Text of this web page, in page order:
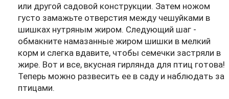
или другой садовой конструкции. Затем ножом
густо замажьте отверстия между чешуйками в
шишках нутряным жиром. Следующий шаг -
обмакните намазанные жиром шишки в мелкий
корм и слегка вдавите, чтобы семечки застряли в
жире. Вот и все, вкусная гирлянда для птиц готова!
Теперь можно развесить ее в саду и наблюдать за
птицами.